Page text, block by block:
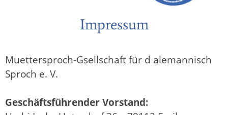
Impressum
Muettersproch-Gsellschaft für d alemannisch
Sproch e. V.
Geschäftsführender Vorstand: